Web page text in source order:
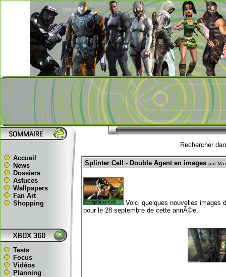
Accueil
News
Dossiers
Astuces
Wallpapers
Fan Art
Shopping
Tests
Focus
Vidéos
Planning
Rechercher
Splinter Cell - Double Agent en images par
Voici quelques nouvelles images
pour le 28 septembre de cette annÃ©e.